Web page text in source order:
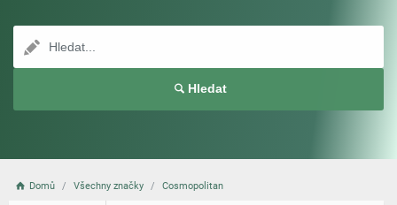
Hledat
Domů Všechny značky Cosmopolitan